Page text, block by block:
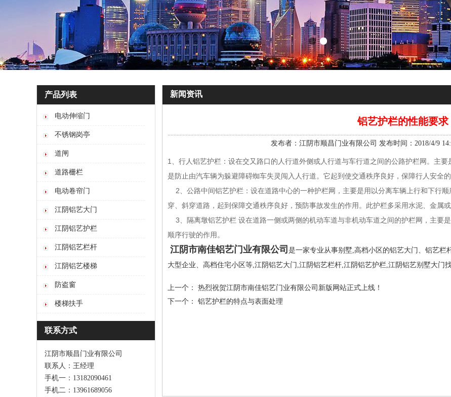
产品列表
电动伸缩门
不锈钢岗亭
道闸
道路栅栏
电动卷帘门
江阴铝艺大门
江阴铝艺护栏
江阴铝艺栏杆
江阴铝艺楼梯
防盗窗
楼梯扶手
联系方式
江阴市顺昌门业有限公司
联系人：王经理
手机一：13182090461
手机二：13961689056
新闻资讯
铝艺护栏的性能要求
发布者：江阴市顺昌门业有限公司 发布时间：2018/4/9
1、行人铝艺护栏：设在交又路口的人行道外侧或人行道与车行道之间的公路护栏网。主
是防止由汽车辆为躲避障碍蜘车失灵闯入人行道。它起到使交通秩序良好，保障行人安全的
2、公路中间铝艺护栏：设在道路中心的一种护栏网，主要是用以分离车辆上行和下行
穿、斜穿道路，起到保障交通秩序良好，预防事故发生的作用。此护栏多采用水泥、金属
3、隔离墩铝艺护栏 设在道路一侧或两侧的机动车道与非机动车道之间的护栏网，主要
顺序行驶的作用。
江阴市南佳铝艺门业有限公司 是一家专业从事别墅,高档小区的铝艺大门、铝艺
大型企业、高档住宅小区等,江阴铝艺大门 ,江阴铝艺栏杆,江阴铝艺护栏,江阴铝艺别墅大门
上一个： 热烈祝贺江阴市南佳铝艺门业有限公司新版网站正式上线！
下一个： 铝艺护栏的特点与表面处理